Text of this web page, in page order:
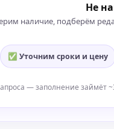
Не
наличие, подберём
✅ Уточним сроки и цену
— заполнение займёт